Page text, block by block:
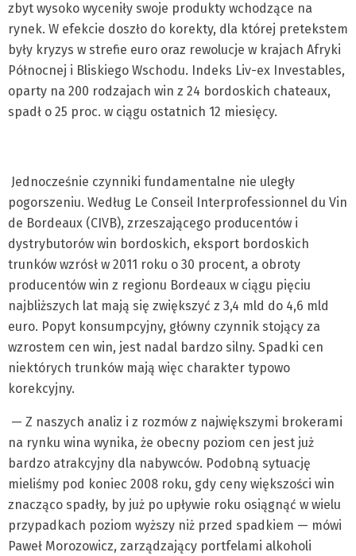
zbyt wysoko wyceniły swoje produkty wchodzące na
rynek. W efekcie doszło do korekty, dla której pretekstem
były kryzys w strefie euro oraz rewolucje w krajach Afryki
Północnej i Bliskiego Wschodu. Indeks Liv-ex Investables,
oparty na 200 rodzajach win z 24 bordoskich chateaux,
spadł o 25 proc. w ciągu ostatnich 12 miesięcy.
Jednocześnie czynniki fundamentalne nie uległy
pogorszeniu. Według Le Conseil Interprofessionnel du Vin
de Bordeaux (CIVB), zrzeszającego producentów i
dystrybutorów win bordoskich, eksport bordoskich
trunków wzrósł w 2011 roku o 30 procent, a obroty
producentów win z regionu Bordeaux w ciągu pięciu
najbliższych lat mają się zwiększyć z 3,4 mld do 4,6 mld
euro. Popyt konsumpcyjny, główny czynnik stojący za
wzrostem cen win, jest nadal bardzo silny. Spadki cen
niektórych trunków mają więc charakter typowo
korekcyjny.
— Z naszych analiz i z rozmów z największymi brokerami
na rynku wina wynika, że obecny poziom cen jest już
bardzo atrakcyjny dla nabywców. Podobną sytuację
mieliśmy pod koniec 2008 roku, gdy ceny większości win
znacząco spadły, by już po upływie roku osiągnąć w wielu
przypadkach poziom wyższy niż przed spadkiem — mówi
Paweł Morozowicz, zarządzający portfelami alkoholi